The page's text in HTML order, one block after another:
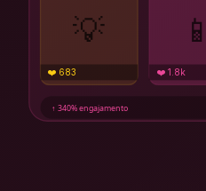
💡
❤️ 683
📱
❤️ 1.8k
↑ 340% engajamento